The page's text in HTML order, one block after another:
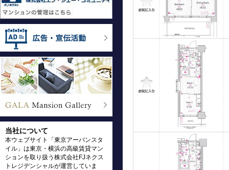
当社について
本ウェブサイト「東京アーバンスタ
イル」は東京・横浜の高級賃貸マン
ションを取り扱う株式会社FJネクス
トレジデンシャルが運営していま